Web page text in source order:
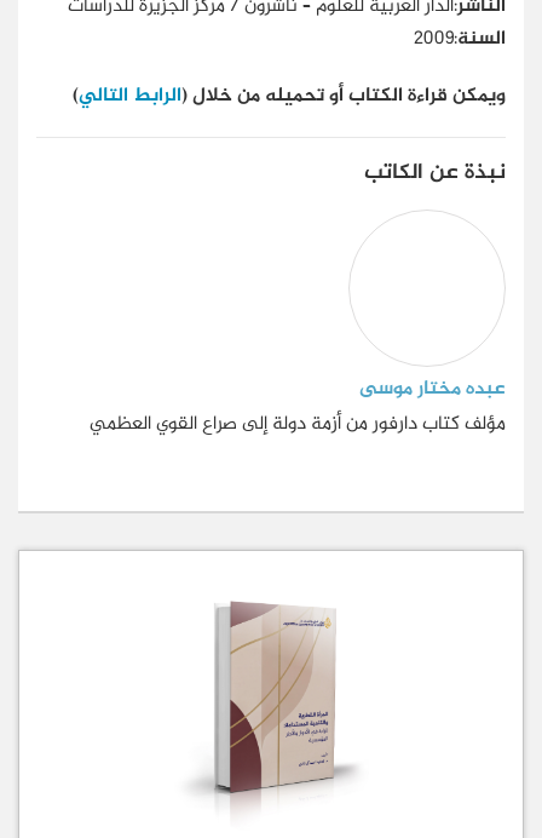
السنة:2009
ويمكن قراءة الكتاب أو تحميله من خلال (الرابط التالي)
نبذة عن الكاتب
عبده مختار موسى
مؤلف كتاب دارفور من أزمة دولة إلى صراع القوي العظمي